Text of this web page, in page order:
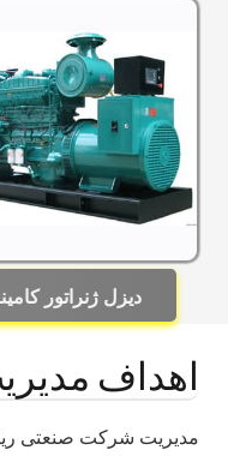
دیزل ژنراتور
اهداف
مدیریت شرکت صنعتی